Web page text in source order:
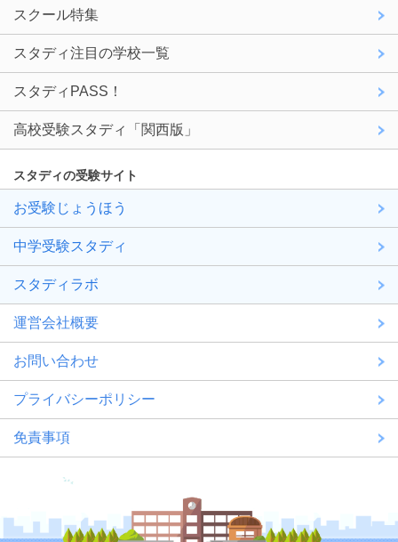
スクール特集
スタディ注目の学校一覧
スタディPASS！
高校受験スタディ「関西版」
スタディの受験サイト
お受験じょうほう
中学受験スタディ
スタディラボ
運営会社概要
お問い合わせ
プライバシーポリシー
免責事項